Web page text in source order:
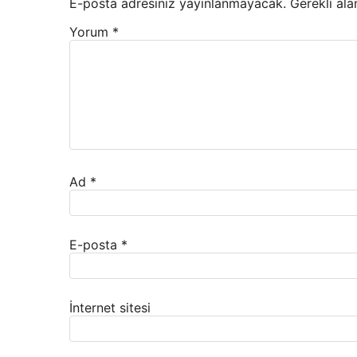
E-posta adresiniz yayınlanmayacak. Gerekli
Yorum *
Ad *
E-posta *
İnternet sitesi